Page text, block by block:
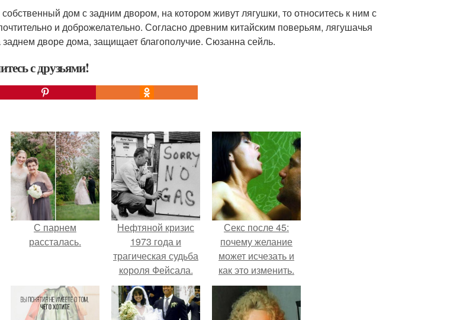
дом с задним двором, на котором живут лягушки, то относитесь к ним с
и доброжелательно. Согласно древним китайским поверьям, лягушачья
дворе дома, защищает благополучие. Сюзанна сейль.
с друзьями!
С парнем
рассталась.
Нефтяной кризис
1973 года и
трагическая судьба
короля Фейсала.
Секс после 45:
почему желание
может исчезать и
как это изменить.